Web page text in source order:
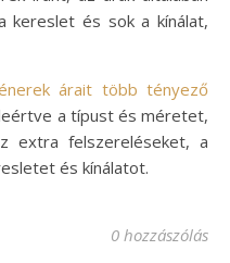
kereslet és sok a kínálat,
árait több tényező
a típust és méretet,
extra felszereléseket, a
és kínálatot.
0 hozzászólás